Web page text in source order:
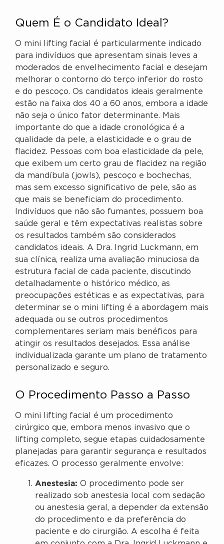
Quem É o Candidato Ideal?
O mini lifting facial é particularmente indicado
para indivíduos que apresentam sinais leves a
moderados de envelhecimento facial e desejam
melhorar o contorno do terço inferior do rosto
e do pescoço. Os candidatos ideais geralmente
estão na faixa dos 40 a 60 anos, embora a idade
não seja o único fator determinante. Mais
importante do que a idade cronológica é a
qualidade da pele, a elasticidade e o grau de
flacidez. Pessoas com boa elasticidade da pele,
que exibem um certo grau de flacidez na região
da mandíbula (jowls), pescoço e bochechas,
mas sem excesso significativo de pele, são as
que mais se beneficiam do procedimento.
Indivíduos que não são fumantes, possuem boa
saúde geral e têm expectativas realistas sobre
os resultados também são considerados
candidatos ideais. A Dra. Ingrid Luckmann, em
sua clínica, realiza uma avaliação minuciosa da
estrutura facial de cada paciente, discutindo
detalhadamente o histórico médico, as
preocupações estéticas e as expectativas, para
determinar se o mini lifting é a abordagem mais
adequada ou se outros procedimentos
complementares seriam mais benéficos para
atingir os resultados desejados. Essa análise
individualizada garante um plano de tratamento
personalizado e seguro.
O Procedimento Passo a Passo
O mini lifting facial é um procedimento
cirúrgico que, embora menos invasivo que o
lifting completo, segue etapas cuidadosamente
planejadas para garantir segurança e resultados
eficazes. O processo geralmente envolve:
Anestesia: O procedimento pode ser
realizado sob anestesia local com sedação
ou anestesia geral, a depender da extensão
do procedimento e da preferência do
paciente e do cirurgião. A escolha é feita